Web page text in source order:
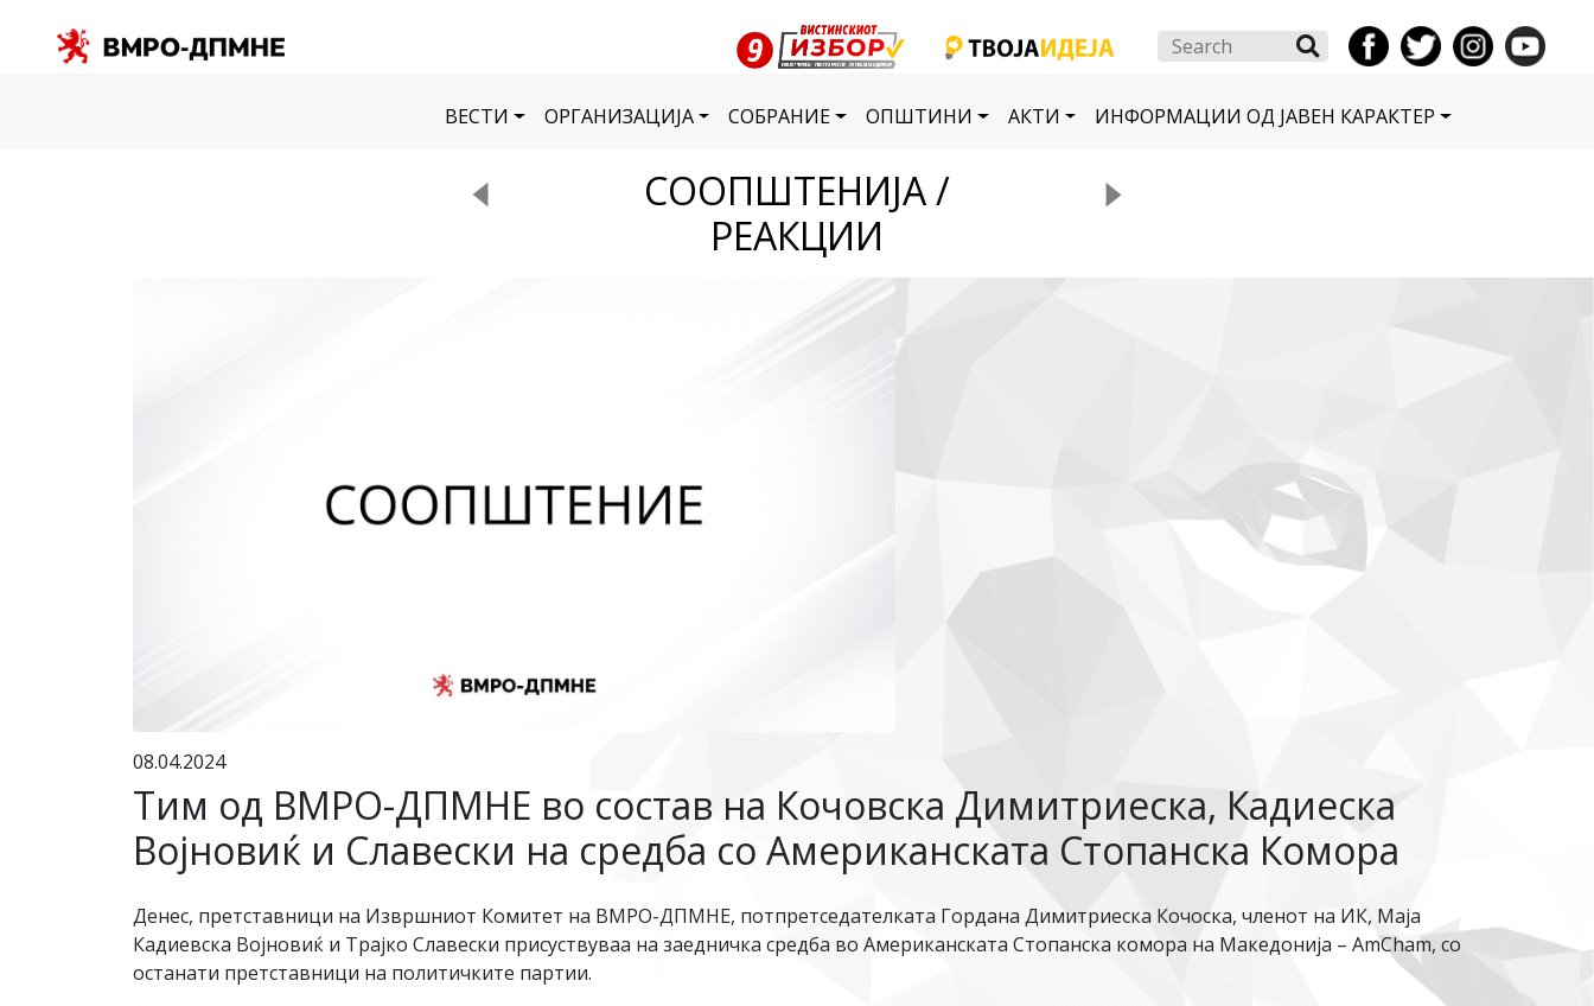
Search
ВЕСТИ ОРГАНИЗАЦИЈА СОБРАНИЕ ОПШТИНИ АКТИ ИНФОРМАЦИИ ОД ЈАВЕН КАРАКТЕР
СООПШТЕНИЈА /
РЕАКЦИИ
08.04.2024
Тим од ВМРО-ДПМНЕ во состав на Кочовска Димитриеска, Кадиеска
Војновиќ и Славески на средба со Американската Стопанска Комора
Денес, претставници на Извршниот Комитет на ВМРО-ДПМНЕ, потпретседателката Гордана Димитриеска Кочоска, членот на ИК, Маја
Кадиевска Војновиќ и Трајко Славески присуствуваа на заедничка средба во Американската Стопанска комора на Македонија – AmCham, со
останати претставници на политичките партии.